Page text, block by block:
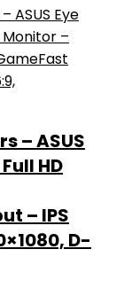
– ASUS
HD
– IPS
D-